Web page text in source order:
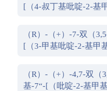
[（4-叔丁基吡啶-2-基
（R）-（+）-7-双（
[（3-甲基吡啶-2-基甲
（R）-（+）-4,7-双
基-7“-[（吡啶-2-基甲